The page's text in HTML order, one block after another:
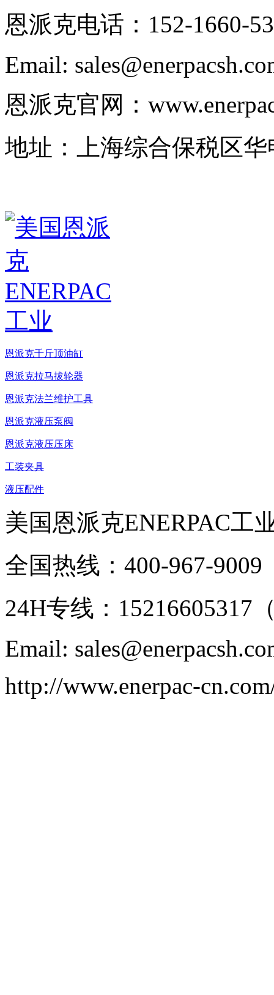
恩派克电话：152-1660-
Email:
恩派克官网：
地址：上海综合保税区华
恩派克千斤顶油缸
恩派克拉马拔轮器
恩派克法兰维护工具
恩派克液压泵阀
恩派克液压压床
工装夹具
液压配件
美国恩派克ENERPAC工
全国热线：400-967-9009
24H专线：15216605317
Email:
http://www.enerpac-